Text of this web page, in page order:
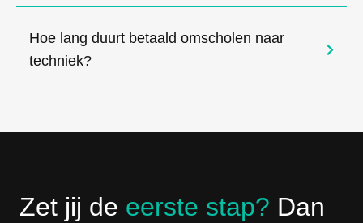
Hoe lang duurt betaald omscholen naar
techniek?
Zet jij de eerste stap? Dan